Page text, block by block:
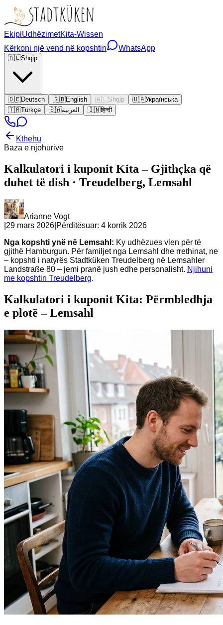
EkipiUdhëzimetKita-Wissen
Kërkoni një vend në kopshtin
WhatsApp
🇦🇱Shqip
🇩🇪Deutsch 🇬🇧English 🇦🇱 Shqip 🇺🇦Українська
🇹🇷Türkçe 🇸🇦العربية 🇮🇳हिन्दी
Kthehu
Baza e njohurive
Kalkulatori i kuponit Kita – Gjithçka që
duhet të dish · Treudelberg, Lemsahl
Arianne Vogt
29 mars 2026 Përditësuar: 4 korrik 2026
Nga kopshti ynë në Lemsahl: Ky udhëzues vlen për të
gjithë Hamburgun. Për familjet nga Lemsahl dhe rrethinat, ne
– kopshti i natyrës Stadtküken Treudelberg në Lemsahler
Landstraße 80 – jemi pranë jush edhe personalisht. Njihuni
me kopshtin Treudelberg.
Kalkulatori i kuponit Kita: Përmbledhja
e plotë – Lemsahl